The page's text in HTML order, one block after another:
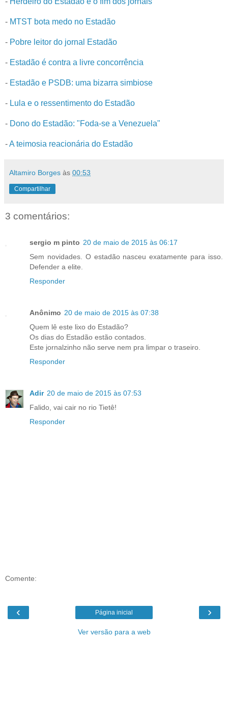
- MTST bota medo no Estadão
- Pobre leitor do jornal Estadão
- Estadão é contra a livre concorrência
- Estadão e PSDB: uma bizarra simbiose
- Lula e o ressentimento do Estadão
- Dono do Estadão: "Foda-se a Venezuela"
-A teimosia reacionária do Estadão
Altamiro Borges às 00:53
Compartilhar
3 comentários:
sergio m pinto 20 de maio de 2015 às 06:17
Sem novidades. O estadão nasceu exatamente para isso.
Defender a elite.
Responder
Anônimo 20 de maio de 2015 às 07:38
Quem lê este lixo do Estadão?
Os dias do Estadão estão contados.
Este jornalzinho não serve nem pra limpar o traseiro.
Responder
Adir 20 de maio de 2015 às 07:53
Falido, vai cair no rio Tietê!
Responder
Comente:
‹ ›
Página inicial
Ver versão para a web